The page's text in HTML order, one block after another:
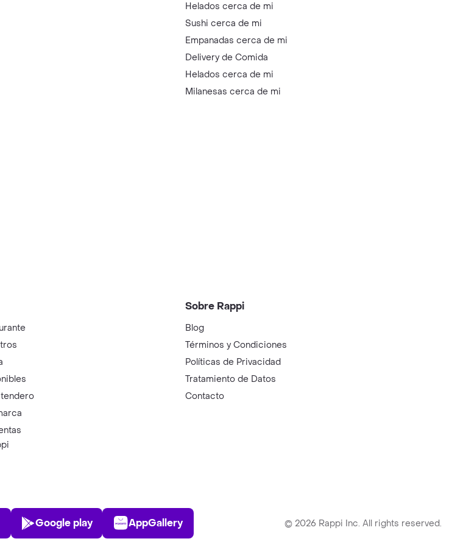
Helados cerca de mi
Sushi cerca de mi
Empanadas cerca de mi
Delivery de Comida
Helados cerca de mi
Milanesas cerca de mi
Sobre Rappi
Blog
Términos y Condiciones
Políticas de Privacidad
Tratamiento de Datos
Contacto
Play Store
Google play
AppGallery
AppGallery © 2026 Rappi Inc. All rights reserved.